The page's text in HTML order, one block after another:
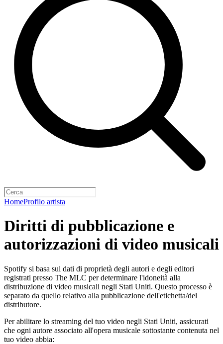
HomeProfilo artista
Diritti di pubblicazione e
autorizzazioni di video musicali
Spotify si basa sui dati di proprietà degli autori e degli editori
registrati presso The MLC per determinare l'idoneità alla
distribuzione di video musicali negli Stati Uniti. Questo processo è
separato da quello relativo alla pubblicazione dell'etichetta/del
distributore.
Per abilitare lo streaming del tuo video negli Stati Uniti, assicurati
che ogni autore associato all'opera musicale sottostante contenuta nel
tuo video abbia: